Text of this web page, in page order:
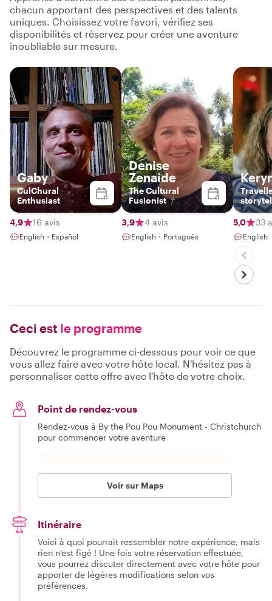
chacun apportant des perspectives et des talents
uniques. Choisissez votre favori, vérifiez ses
disponibilités et réservez pour créer une aventure
inoubliable sur mesure.
Gaby
CulChural
Enthusiast
4,9 16 avis
English・Español
Denise
Zenaide
The Cultural
Fusionist
3,9 4 avis
English・Português
5,0 33
English
Ceci est le programme
Découvrez le programme ci-dessous pour voir ce que
vous allez faire avec votre hôte local. N'hésitez pas à
personnaliser cette offre avec l'hôte de votre choix.
Point de rendez-vous
Rendez-vous à By the Pou Pou Monument - Christchurch
pour commencer votre aventure
Voir sur Maps
Itinéraire
Voici à quoi pourrait ressembler notre expérience, mais
rien n'est figé ! Une fois votre réservation effectuée,
vous pourrez discuter directement avec votre hôte pour
apporter de légères modifications selon vos
préférences.